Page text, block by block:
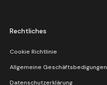
Rechtliches
Cookie Richtlinie
Allgemeine Geschäftsbedigungen
Datenschutzerklärung